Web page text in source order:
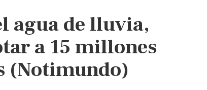
agua de lluvia,
a 15 millones
(Notimundo)